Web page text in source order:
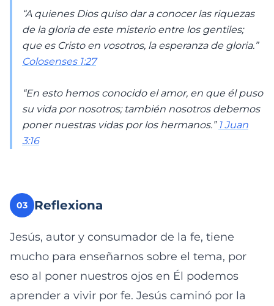
“A quienes Dios quiso dar a conocer las riquezas
de la gloria de este misterio entre los gentiles;
que es Cristo en vosotros, la esperanza de gloria.”
Colosenses 1:27
“En esto hemos conocido el amor, en que él puso
su vida por nosotros; también nosotros debemos
poner nuestras vidas por los hermanos.” 1 Juan
3:16
03 Reflexiona
Jesús, autor y consumador de la fe, tiene
mucho para enseñarnos sobre el tema, por
eso al poner nuestros ojos en Él podemos
aprender a vivir por fe. Jesús caminó por la